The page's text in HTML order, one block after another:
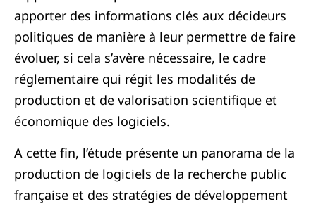
apporter des informations clés aux décideurs
politiques de manière à leur permettre de faire
évoluer, si cela s’avère nécessaire, le cadre
réglementaire qui régit les modalités de
production et de valorisation scientifique et
économique des logiciels.
A cette fin, l’étude présente un panorama de la
production de logiciels de la recherche public
française et des stratégies de développement